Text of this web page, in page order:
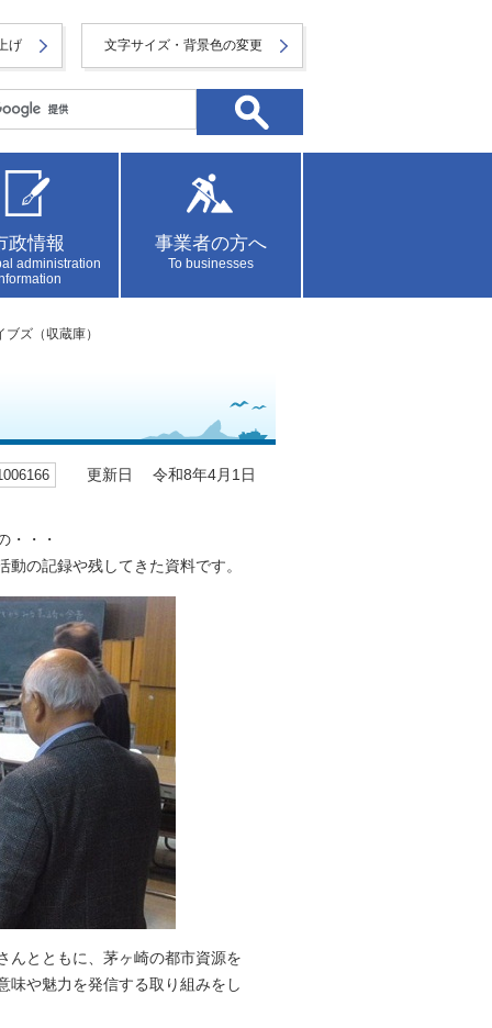
げ 文字サイズ・背景色の変更
政情報
administration
事業者の方へ
To businesses
ズ（収蔵庫）
更新日 令和8年4月1日
・・・
の記録や残してきた資料です。
とともに、茅ヶ崎の都市資源を
味や魅力を発信する取り組みをし